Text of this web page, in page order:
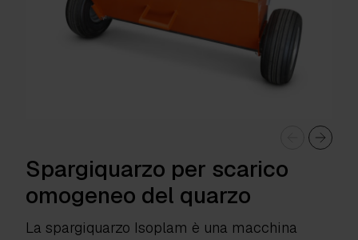
Spargiquarzo per scarico
omogeneo del quarzo
La spargiquarzo Isoplam è una macchina